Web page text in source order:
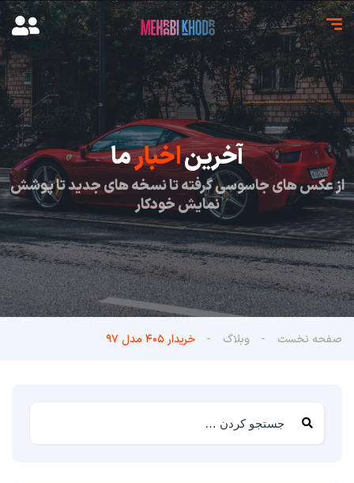
آخریناخبارما
از عکس های جاسوسی گرفته تا نسخه های جدید تا پوشش
نمایش خودکار
صفحه نخست وبلاگ خریدار ۴۰۵ مدل ۹۷